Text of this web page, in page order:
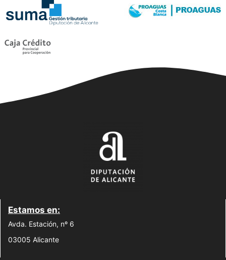
Estamos en:
Avda. Estación, nº 6
03005 Alicante